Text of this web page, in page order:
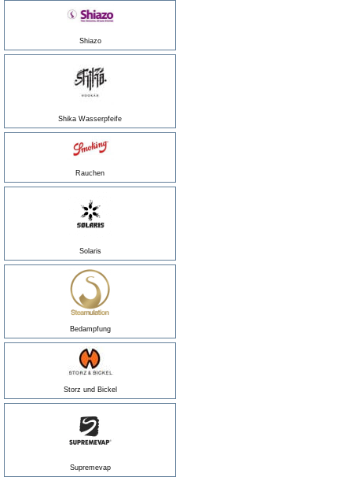
Shiazo
Shika Wasserpfeife
Rauchen
Solaris
Bedampfung
Storz und Bickel
Supremevap